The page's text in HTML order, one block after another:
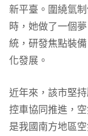
新平臺。圍繞氫
時，她做了一個
統，研發焦點裝
化發展。
近年來，該市堅
控車協同推進，
是我國南方地區